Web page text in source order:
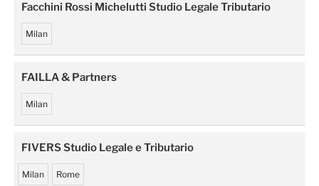
Facchini Rossi Michelutti Studio Legale Tributario
Milan
FAILLA & Partners
Milan
FIVERS Studio Legale e Tributario
Milan Rome